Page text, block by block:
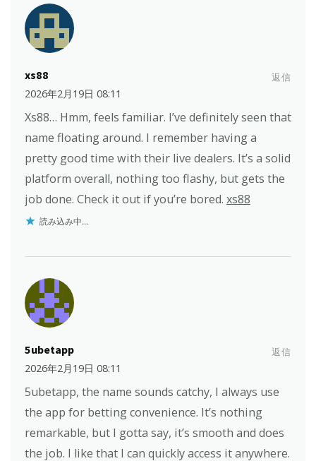
xs88
2026年2月19日 08:11
返信
Xs88… Hmm, feels familiar. I’ve definitely seen that
name floating around. I remember having a
pretty good time with their live dealers. It’s a solid
platform overall, nothing too flashy, but gets the
job done. Check it out if you’re bored. xs88
読み込み中...
5ubetapp
2026年2月19日 08:11
返信
5ubetapp, the name sounds catchy, I always use
the app for betting convenience. It’s nothing
remarkable, but I gotta say, it’s smooth and does
the job. I like that I can quickly access it anywhere.